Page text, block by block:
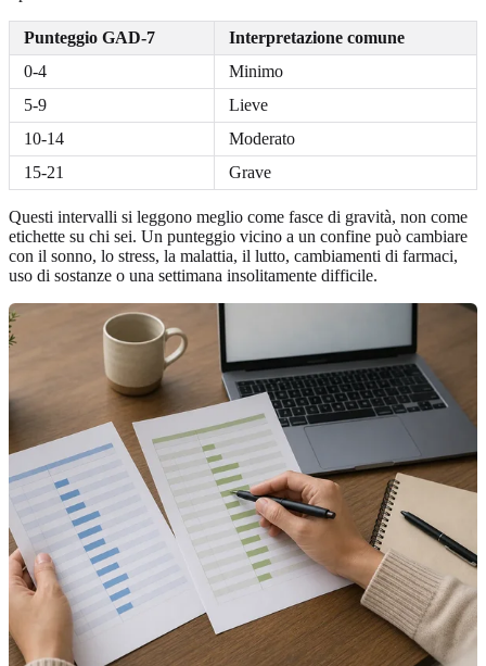
Punteggio GAD-7
Interpretazione comune
0-4
Minimo
5-9
Lieve
10-14
Moderato
15-21
Grave
Questi intervalli si leggono meglio come fasce di gravità, non come
etichette su chi sei. Un punteggio vicino a un confine può cambiare
con il sonno, lo stress, la malattia, il lutto, cambiamenti di farmaci,
uso di sostanze o una settimana insolitamente difficile.